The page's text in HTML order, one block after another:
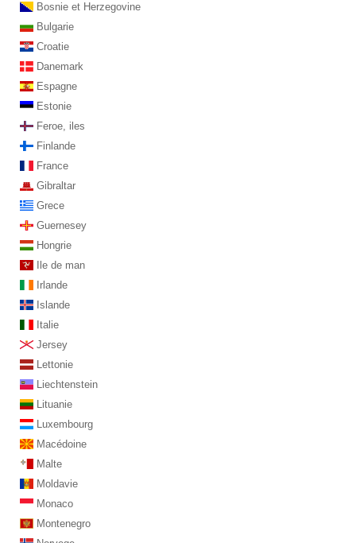
Bosnie et Herzegovine
Bulgarie
Croatie
Danemark
Espagne
Estonie
Feroe, iles
Finlande
France
Gibraltar
Grece
Guernesey
Hongrie
Ile de man
Irlande
Islande
Italie
Jersey
Lettonie
Liechtenstein
Lituanie
Luxembourg
Macédoine
Malte
Moldavie
Monaco
Montenegro